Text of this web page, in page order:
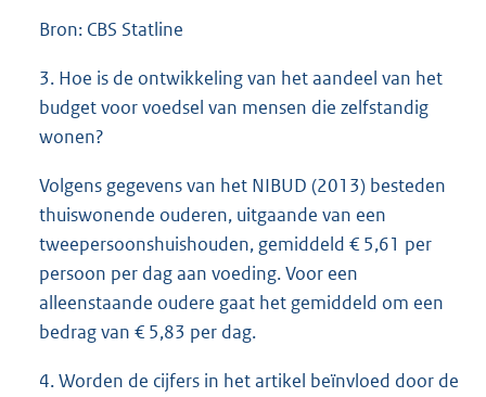
Bron: CBS Statline
3. Hoe is de ontwikkeling van het aandeel van het
budget voor voedsel van mensen die zelfstandig
wonen?
Volgens gegevens van het NIBUD (2013) besteden
thuiswonende ouderen, uitgaande van een
tweepersoonshuishouden, gemiddeld € 5,61 per
persoon per dag aan voeding. Voor een
alleenstaande oudere gaat het gemiddeld om een
bedrag van € 5,83 per dag.
4. Worden de cijfers in het artikel beïnvloed door de